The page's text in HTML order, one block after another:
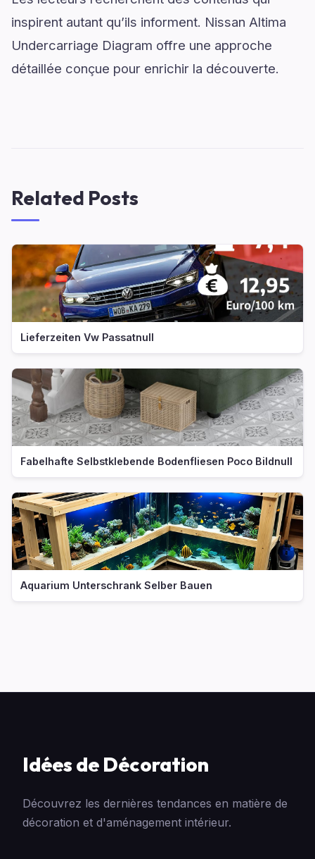
inspirent autant qu’ils informent. Nissan Altima
Undercarriage Diagram offre une approche
détaillée conçue pour enrichir la découverte.
Related Posts
Lieferzeiten Vw Passatnull
Fabelhafte Selbstklebende Bodenfliesen Poco Bildnull
Aquarium Unterschrank Selber Bauen
Idées de Décoration
Découvrez les dernières tendances en matière de
décoration et d'aménagement intérieur.